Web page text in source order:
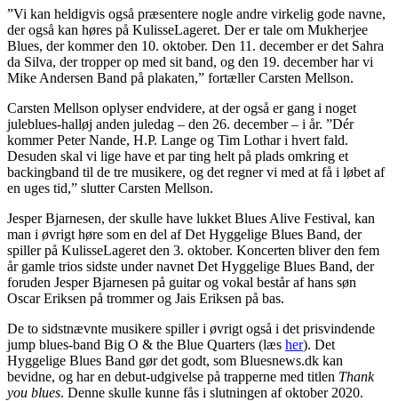
”Vi kan heldigvis også præsentere nogle andre virkelig gode navne,
der også kan høres på KulisseLageret. Der er tale om Mukherjee
Blues, der kommer den 10. oktober. Den 11. december er det Sahra
da Silva, der tropper op med sit band, og den 19. december har vi
Mike Andersen Band på plakaten,” fortæller Carsten Mellson.
Carsten Mellson oplyser endvidere, at der også er gang i noget
juleblues-halløj anden juledag – den 26. december – i år. ”Dér
kommer Peter Nande, H.P. Lange og Tim Lothar i hvert fald.
Desuden skal vi lige have et par ting helt på plads omkring et
backingband til de tre musikere, og det regner vi med at få i løbet af
en uges tid,” slutter Carsten Mellson.
Jesper Bjarnesen, der skulle have lukket Blues Alive Festival, kan
man i øvrigt høre som en del af Det Hyggelige Blues Band, der
spiller på KulisseLageret den 3. oktober. Koncerten bliver den fem
år gamle trios sidste under navnet Det Hyggelige Blues Band, der
foruden Jesper Bjarnesen på guitar og vokal består af hans søn
Oscar Eriksen på trommer og Jais Eriksen på bas.
De to sidstnævnte musikere spiller i øvrigt også i det prisvindende
jump blues-band Big O & the Blue Quarters (læs her). Det
Hyggelige Blues Band gør det godt, som Bluesnews.dk kan
bevidne, og har en debut-udgivelse på trapperne med titlen Thank
you blues. Denne skulle kunne fås i slutningen af oktober 2020.